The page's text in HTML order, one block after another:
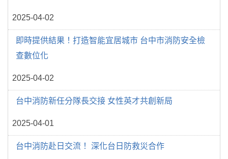
2025-04-02
即時提供結果！打造智能宜居城市 台中市消防安全檢
查數位化
2025-04-02
台中消防新任分隊長交接 女性英才共創新局
2025-04-01
台中消防赴日交流！ 深化台日防救災合作